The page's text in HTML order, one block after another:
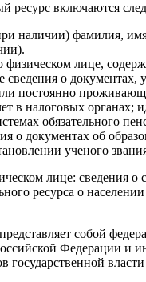
ресурс включаются
наличии) фамилия,
лице,
о
постоянно
в налоговых
обязательного
о документах об
ученого
лице: сведения о
ресурса о
собой
Федерации и
государственной